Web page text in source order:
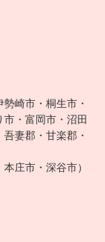
崎市・桐生市・
・富岡市・沼田
妻郡・甘楽郡・
庄市・深谷市）